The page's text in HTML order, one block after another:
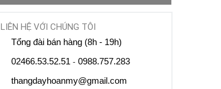
LIÊN HỆ VỚI CHÚNG TÔI
Tổng đài bán hàng (8h - 19h)
02466.53.52.51 -0988.757.283
thangdayhoanmy@gmail.com